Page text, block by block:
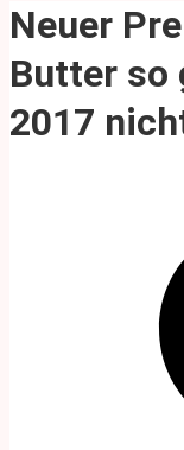
Neuer
Butter so
2017